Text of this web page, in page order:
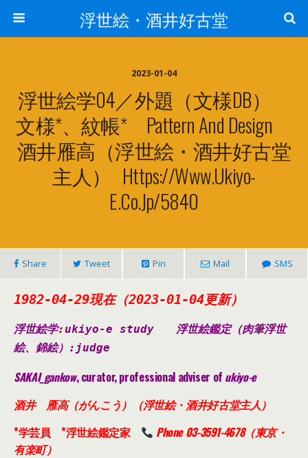
浮世絵・酒井好古堂
2023-01-04
浮世絵学04／外題（文様DB）
文様*、紋帳* Pattern And Design
酒井雁高（浮世絵・酒井好古堂
主人） Https://www.ukiyo-
E.co.jp/5840
Share Tweet Pin Mail SMS
1982-04-29現在（2023-01-04更新）
浮世絵学:ukiyo-e study 浮世絵鑑定（肉筆浮世
絵、錦絵） :judge
SAKAI_gankow, curator, professional adviser of ukiyo-e
酒井 雁高（がんこう）（浮世絵・酒井好古堂主人）
*学芸員 *浮世絵鑑定家
Phone 03-3591-4678（東京・
有楽町）